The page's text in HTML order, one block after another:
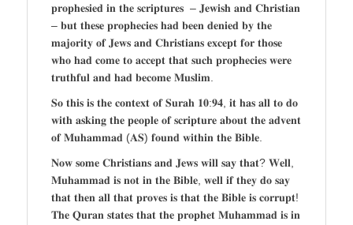
𝐩𝐫𝐨𝐩𝐡𝐞𝐬𝐢𝐞𝐝 𝐢𝐧 𝐭𝐡𝐞 𝐬𝐜𝐫𝐢𝐩𝐭𝐮𝐫𝐞𝐬 – 𝐉𝐞𝐰𝐢𝐬𝐡 𝐚𝐧𝐝 𝐂𝐡𝐫𝐢𝐬𝐭𝐢𝐚𝐧
– 𝐛𝐮𝐭 𝐭𝐡𝐞𝐬𝐞 𝐩𝐫𝐨𝐩𝐡𝐞𝐜𝐢𝐞𝐬 𝐡𝐚𝐝 𝐛𝐞𝐞𝐧 𝐝𝐞𝐧𝐢𝐞𝐝 𝐛𝐲 𝐭𝐡𝐞
𝐦𝐚𝐣𝐨𝐫𝐢𝐭𝐲 𝐨𝐟 𝐉𝐞𝐰𝐬 𝐚𝐧𝐝 𝐂𝐡𝐫𝐢𝐬𝐭𝐢𝐚𝐧𝐬 𝐞𝐱𝐜𝐞𝐩𝐭 𝐟𝐨𝐫 𝐭𝐡𝐨𝐬𝐞
𝐰𝐡𝐨 𝐡𝐚𝐝 𝐜𝐨𝐦𝐞 𝐭𝐨 𝐚𝐜𝐜𝐞𝐩𝐭 𝐭𝐡𝐚𝐭 𝐬𝐮𝐜𝐡 𝐩𝐫𝐨𝐩𝐡𝐞𝐜𝐢𝐞𝐬 𝐰𝐞𝐫𝐞
𝐭𝐫𝐮𝐭𝐡𝐟𝐮𝐥 𝐚𝐧𝐝 𝐡𝐚𝐝 𝐛𝐞𝐜𝐨𝐦𝐞 𝐌𝐮𝐬𝐥𝐢𝐦.
𝐒𝐨 𝐭𝐡𝐢𝐬 𝐢𝐬 𝐭𝐡𝐞 𝐜𝐨𝐧𝐭𝐞𝐱𝐭 𝐨𝐟 𝐒𝐮𝐫𝐚𝐡 𝟏𝟎:𝟗𝟒, 𝐢𝐭 𝐡𝐚𝐬 𝐚𝐥𝐥 𝐭𝐨 𝐝𝐨
𝐰𝐢𝐭𝐡 𝐚𝐬𝐤𝐢𝐧𝐠 𝐭𝐡𝐞 𝐩𝐞𝐨𝐩𝐥𝐞 𝐨𝐟 𝐬𝐜𝐫𝐢𝐩𝐭𝐮𝐫𝐞 𝐚𝐛𝐨𝐮𝐭 𝐭𝐡𝐞 𝐚𝐝𝐯𝐞𝐧𝐭
𝐨𝐟 𝐌𝐮𝐡𝐚𝐦𝐦𝐚𝐝 (𝐀𝐒) 𝐟𝐨𝐮𝐧𝐝 𝐰𝐢𝐭𝐡𝐢𝐧 𝐭𝐡𝐞 𝐁𝐢𝐛𝐥𝐞.
𝐍𝐨𝐰 𝐬𝐨𝐦𝐞 𝐂𝐡𝐫𝐢𝐬𝐭𝐢𝐚𝐧𝐬 𝐚𝐧𝐝 𝐉𝐞𝐰𝐬 𝐰𝐢𝐥𝐥 𝐬𝐚𝐲 𝐭𝐡𝐚𝐭? 𝐖𝐞𝐥𝐥,
𝐌𝐮𝐡𝐚𝐦𝐦𝐚𝐝 𝐢𝐬 𝐧𝐨𝐭 𝐢𝐧 𝐭𝐡𝐞 𝐁𝐢𝐛𝐥𝐞, 𝐰𝐞𝐥𝐥 𝐢𝐟 𝐭𝐡𝐞𝐲 𝐝𝐨 𝐬𝐚𝐲
𝐭𝐡𝐚𝐭 𝐭𝐡𝐞𝐧 𝐚𝐥𝐥 𝐭𝐡𝐚𝐭 𝐩𝐫𝐨𝐯𝐞𝐬 𝐢𝐬 𝐭𝐡𝐚𝐭 𝐭𝐡𝐞 𝐁𝐢𝐛𝐥𝐞 𝐢𝐬 𝐜𝐨𝐫𝐫𝐮𝐩𝐭!
𝐓𝐡𝐞 𝐐𝐮𝐫𝐚𝐧 𝐬𝐭𝐚𝐭𝐞𝐬 𝐭𝐡𝐚𝐭 𝐭𝐡𝐞 𝐩𝐫𝐨𝐩𝐡𝐞𝐭 𝐌𝐮𝐡𝐚𝐦𝐦𝐚𝐝 𝐢𝐬 𝐢𝐧